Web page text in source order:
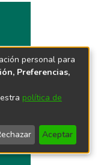
personal para
Preferencias,
política de
Aceptar